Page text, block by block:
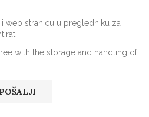
web stranicu u pregledniku za
with the storage and handling of